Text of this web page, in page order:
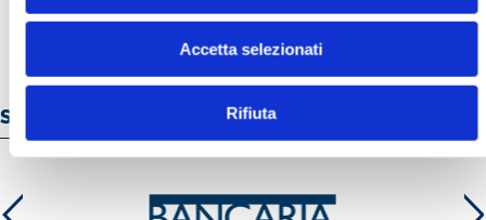
Accetta selezionati
Rifiuta
Servizi e prodotti online